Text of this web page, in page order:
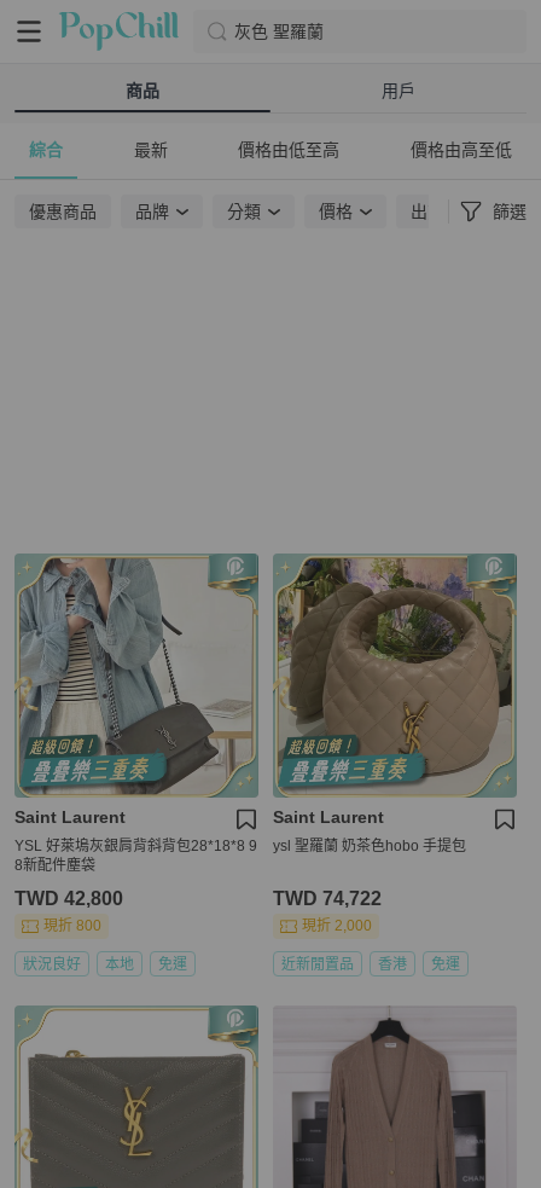
灰色 聖羅蘭
商品 用戶
綜合 最新 價格由低至高 價格由高至低
優惠商品 品牌 分類 價格 出貨地點 篩選
Saint Laurent
YSL 好萊塢灰銀肩背斜背包28*18*8 9
8新配件塵袋
TWD 42,800
現折 800
狀況良好 本地 免運
Saint Laurent
ysl 聖羅蘭 奶茶色hobo 手提包
TWD 74,722
現折 2,000
近新閒置品 香港 免運